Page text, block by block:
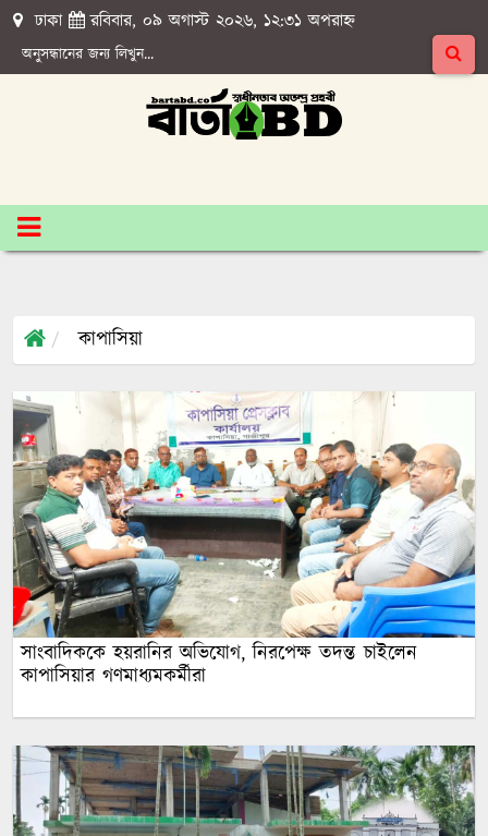
ঢাকা রবিবার, ০৯ অগাস্ট ২০২৬, ১২:৩১ অপরাহ্ন
কাপাসিয়া
সাংবাদিককে হয়রানির অভিযোগ, নিরপেক্ষ তদন্ত চাইলেন
কাপাসিয়ার গণমাধ্যমকর্মীরা